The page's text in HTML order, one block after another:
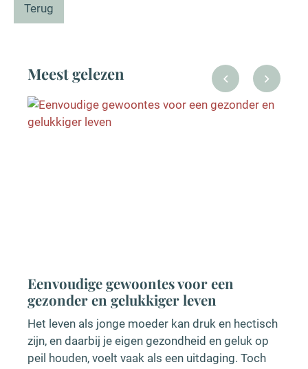
Terug
Meest gelezen
een
en hectisch
en geluk op
Toch
Mindfulness in het
blijf je kalm
Het moederschap is een prachtige,
uitdagende taak. Tussen alle
verantwoordelijkheden door kan het